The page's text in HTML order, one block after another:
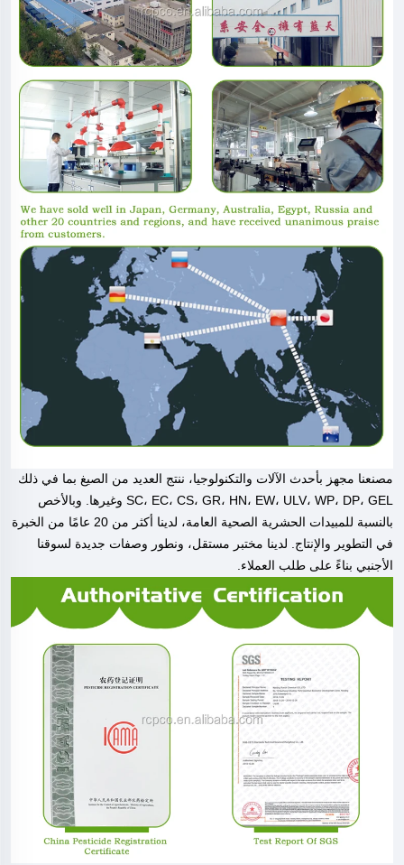
مصنعنا مجهز بأحدث الآلات والتكنولوجيا، ننتج العديد من الصيغ بما في ذلك
SC، EC، CS، GR، HN، EW، ULV، WP، DP، GEL وغيرها. وبالأخص
بالنسبة للمبيدات الحشرية الصحية العامة، لدينا أكثر من 20 عامًا من الخبرة
في التطوير والإنتاج. لدينا مختبر مستقل، ونطور وصفات جديدة لسوقنا
الأجنبي بناءً على طلب العملاء.